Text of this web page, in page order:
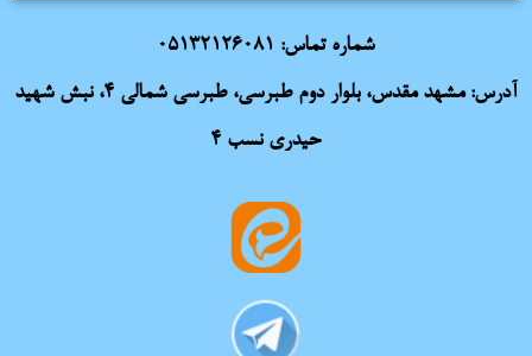
شماره تماس: 05132126081
آدرس: مشهد مقدس، بلوار دوم طبرسی، طبرسی شمالی 4، نبش شهید
حیدری نسب 4